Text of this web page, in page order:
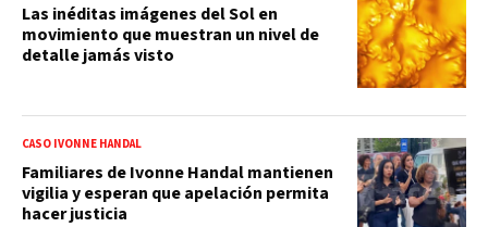
Las inéditas imágenes del Sol en
movimiento que muestran un nivel de
detalle jamás visto
CASO IVONNE HANDAL
Familiares de Ivonne Handal mantienen
vigilia y esperan que apelación permita
hacer justicia